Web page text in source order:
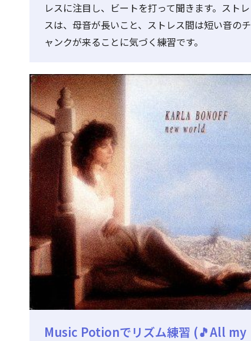
レスに注目し、ビートを打って聞きます。ストレ
スは、母音が長いこと、ストレス間は短い音のチ
ャンクが来ることに気づく練習です。
Music Potionでリズム練習 (🎵All my